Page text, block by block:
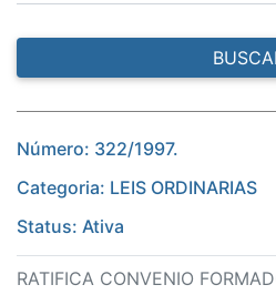
Número: 322/1997.
Categoria: LEIS ORDINARIAS
Status: Ativa
RATIFICA CONVENIO